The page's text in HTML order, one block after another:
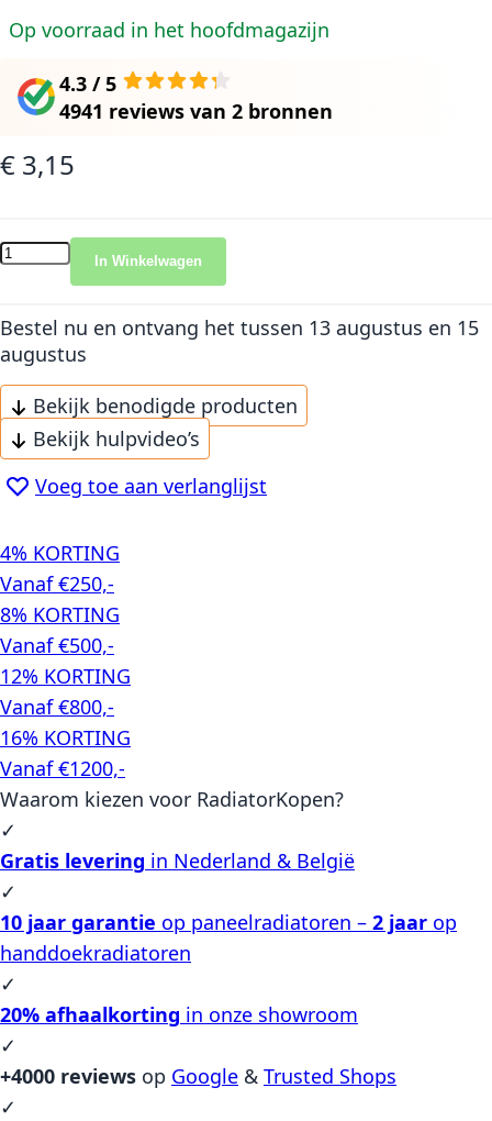
Op voorraad in het hoofdmagazijn
4.3 / 5
4941 reviews van 2 bronnen
€ 3,15
In Winkelwagen
Bestel nu en ontvang het tussen 13 augustus en 15
augustus
Bekijk benodigde producten
Bekijk hulpvideo’s
Voeg toe aan verlanglijst
4% KORTING
Vanaf €250,-
8% KORTING
Vanaf €500,-
12% KORTING
Vanaf €800,-
16% KORTING
Vanaf €1200,-
Waarom kiezen voor RadiatorKopen?
✓
Gratis levering in Nederland & België
✓
10 jaar garantie op paneelradiatoren – 2 jaar op
handdoekradiatoren
✓
20% afhaalkorting in onze showroom
✓
+4000 reviews op Google & Trusted Shops
✓